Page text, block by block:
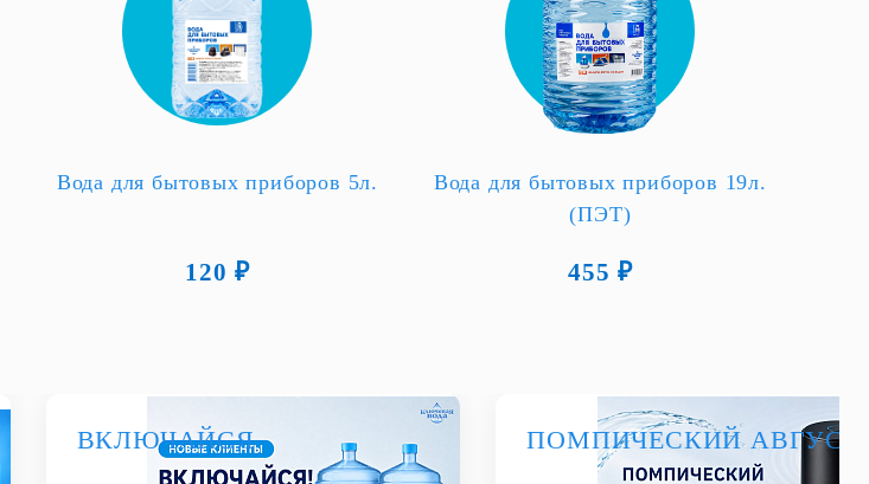
Вода для бытовых приборов 5л.
120 ₽
Вода для бытовых приборов 19л.
(ПЭТ)
455 ₽
ВКЛЮЧАЙСЯ ПОМПИЧЕСКИЙ АВГУСТ